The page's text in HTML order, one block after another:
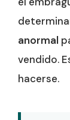
anormal
vendido.
hacerse.